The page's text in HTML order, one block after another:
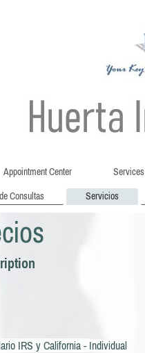
Appointment Center
Consultas Servicios
IRS y California - Individual